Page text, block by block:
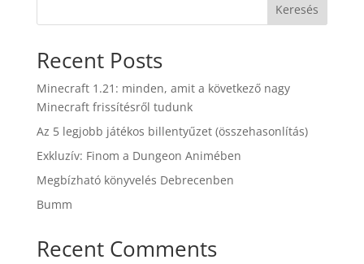
Keresés
Recent Posts
Minecraft 1.21: minden, amit a következő nagy
Minecraft frissítésről tudunk
Az 5 legjobb játékos billentyűzet (összehasonlítás)
Exkluzív: Finom a Dungeon Animében
Megbízható könyvelés Debrecenben
Bumm
Recent Comments